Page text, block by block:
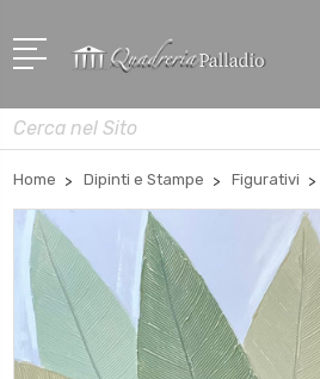
Cerca
Home Dipinti e Stampe Figurativi